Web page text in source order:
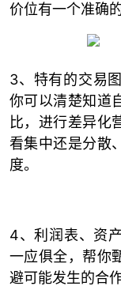
价位有一个准确的
3、特有的交易
你可以清楚知道
比，进行差异化
看集中还是分散
度。
4、利润表、资
一应俱全，帮你
避可能发生的合作